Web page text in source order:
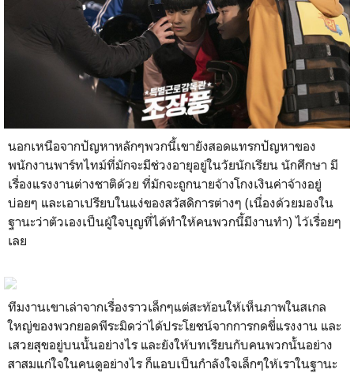
นอกเหนือจากปัญหาหลักๆพวกนี้เขายังสอดแทรกปัญหาของ
พนักงานพาร์ทไทม์ที่มักจะมีช่วงอายุอยู่ในวัยนักเรียน นักศึกษา มี
เรื่องแรงงานต่างชาติด้วย ที่มักจะถูกนายจ้างโกงเงินค่าจ้างอยู่
บ่อยๆ และเอาเปรียบในแง่ของสวัสดิการต่างๆ (เนื่องด้วยมองใน
ฐานะว่าตัวเองเป็นผู้ใจบุญที่ได้ทำให้คนพวกนี้มีงานทำ) ไว้เรื่อยๆ
เลย
ทีมงานเขาเล่าจากเรื่องราวเล็กๆแต่สะท้อนให้เห็นภาพในสเกล
ใหญ่ของพวกยอดพีระมิดว่าได้ประโยชน์จากการกดขี่แรงงาน และ
เสวยสุขอยู่บนนั้นอย่างไร และยังให้บทเรียนกับคนพวกนั้นอย่าง
สาสมแก่ใจในคนดูอย่างไร ก็แอบเป็นกำลังใจเล็กๆให้เราในฐานะ